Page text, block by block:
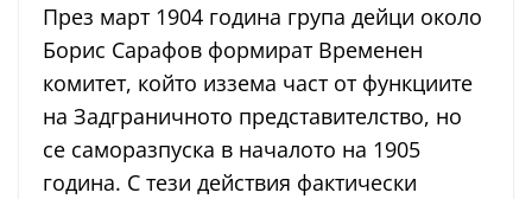
През март 1904 година група дейци около
Борис Сарафов формират Временен
комитет, който иззема част от функциите
на Задграничното представителство, но
се саморазпуска в началото на 1905
година. С тези действия фактически